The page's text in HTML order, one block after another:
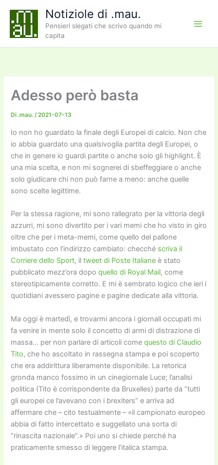
contenuto
Notiziole di .mau.
Pensieri slegati che scrivo quando mi
capita
Adesso però basta
Di .mau./2021-07-13
Io non ho guardato la finale degli Europei di calcio. Non che
io abbia guardato una qualsivoglia partita degli Europei, o
che in genere io guardi partite o anche solo gli highlight. È
una mia scelta, e non mi sognerei di sbeffeggiare o anche
solo giudicare chi non può farne a meno: anche quelle
sono scelte legittime.
Per la stessa ragione, mi sono rallegrato per la vittoria degli
azzurri, mi sono divertito per i vari memi che ho visto in giro
oltre che per i meta-memi, come quello del pallone
imbustato con l’indirizzo cambiato: checché scriva il
Corriere dello Sport, iltweet di Poste Italiane è stato
pubblicato mezz’ora dopoquello di Royal Mail, come
stereotipicamente corretto. E mi è sembrato logico che ieri i
quotidiani avessero pagine e pagine dedicate alla vittoria.
Ma oggi è martedì, e trovarmi ancora i giornali occupati mi
fa venire in mente solo il concetto di armi di distrazione di
massa… per non parlare di articoli comequesto di Claudio
Tito, che ho ascoltato in rassegna stampa e poi scoperto
che era addirittura liberamente disponibile. La retorica
gronda manco fossimo in un cinegiornale Luce; l’analisi
politica (Tito è corrispondente da Bruxelles) parte da “tutti
gli europei ce l’avevano con i brexiters” e arriva ad
affermare che – cito testualmente – «il campionato europeo
abbia di fatto intercettato e suggellato una sorta di
“rinascita nazionale”.» Poi uno si chiede perché ha
praticamente smesso di leggere l’italica stampa.